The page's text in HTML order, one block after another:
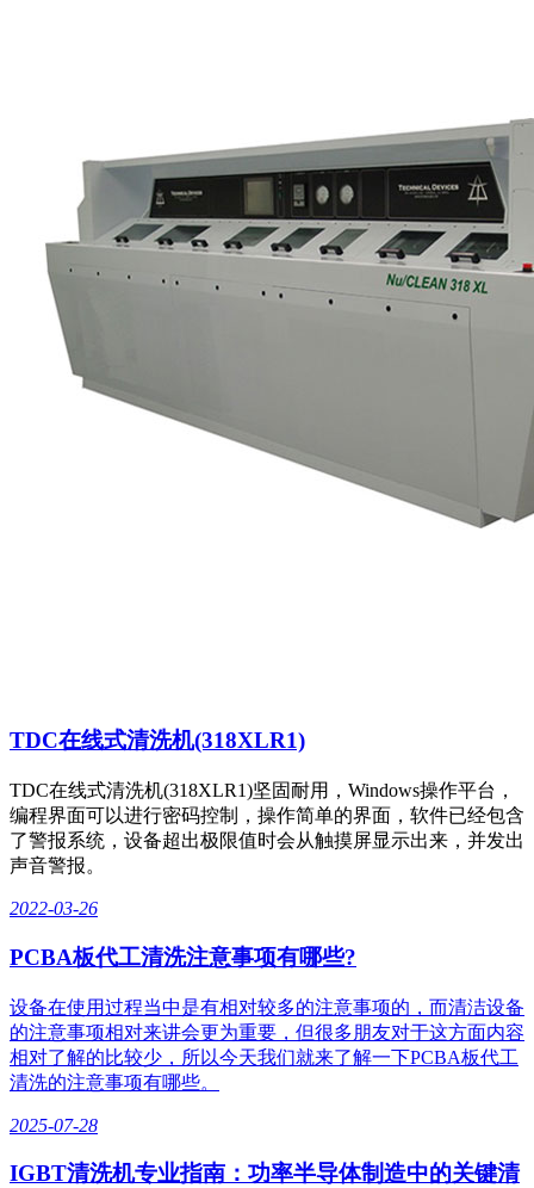
TDC在线式清洗机(318XLR1)
TDC在线式清洗机(318XLR1)坚固耐用，Windows操作平台，
编程界面可以进行密码控制，操作简单的界面，软件已经包含
了警报系统，设备超出极限值时会从触摸屏显示出来，并发出
声音警报。
2022-03-26
PCBA板代工清洗注意事项有哪些?
设备在使用过程当中是有相对较多的注意事项的，而清洁设备
的注意事项相对来讲会更为重要，但很多朋友对于这方面内容
相对了解的比较少，所以今天我们就来了解一下PCBA板代工
清洗的注意事项有哪些。
2025-07-28
IGBT清洗机专业指南：功率半导体制造中的关键清